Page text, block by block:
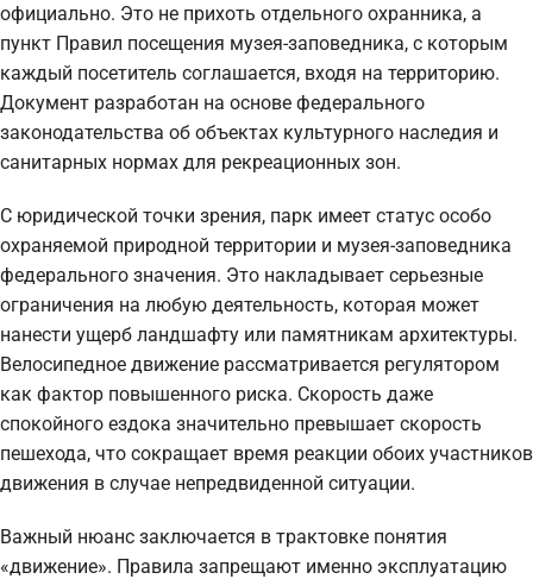
официально. Это не прихоть отдельного охранника, а
пункт Правил посещения музея-заповедника, с которым
каждый посетитель соглашается, входя на территорию.
Документ разработан на основе федерального
законодательства об объектах культурного наследия и
санитарных нормах для рекреационных зон.
С юридической точки зрения, парк имеет статус особо
охраняемой природной территории и музея-заповедника
федерального значения. Это накладывает серьезные
ограничения на любую деятельность, которая может
нанести ущерб ландшафту или памятникам архитектуры.
Велосипедное движение рассматривается регулятором
как фактор повышенного риска. Скорость даже
спокойного ездока значительно превышает скорость
пешехода, что сокращает время реакции обоих участников
движения в случае непредвиденной ситуации.
Важный нюанс заключается в трактовке понятия
«движение». Правила запрещают именно эксплуатацию